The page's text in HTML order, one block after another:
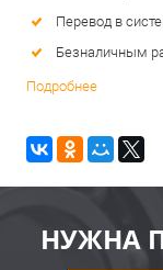
Перевод в
Безналичным
Подробнее
НУЖНА